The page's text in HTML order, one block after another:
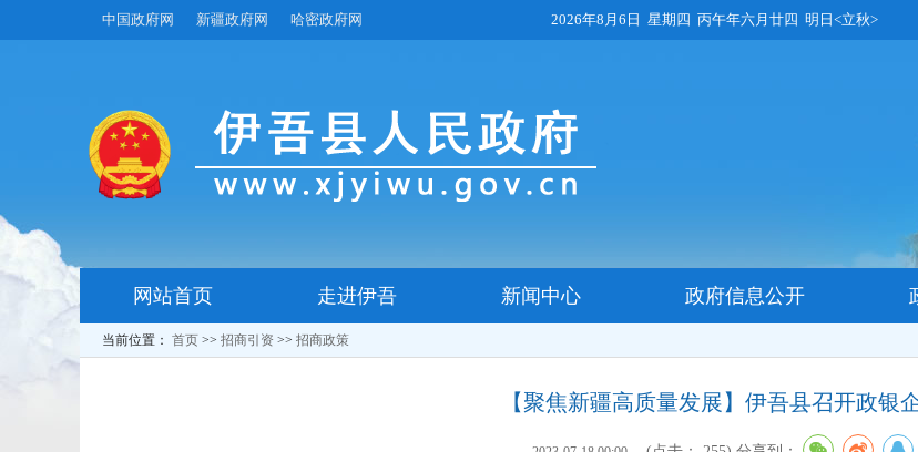
中国政府网 新疆政府网 哈密政府网 2026年8月6日 星期四 丙午年六月廿四 明日<立秋>
网站首页 走进伊吾 新闻中心 政府信息公开
当前位置： 首页 >> 招商引资 >> 招商政策
【聚焦新疆高质量发展】伊吾县召开政银